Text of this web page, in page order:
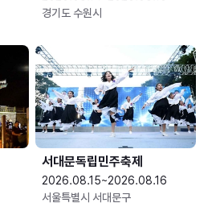
경기도 수원시
서대문독립민주축제
2026.08.15~2026.08.16
서울특별시 서대문구